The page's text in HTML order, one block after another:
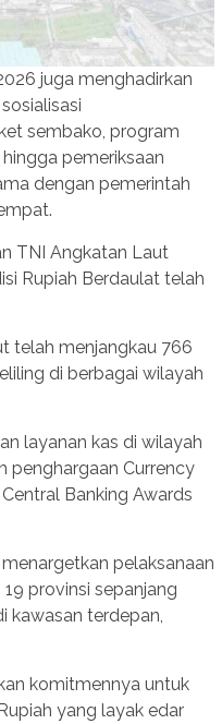
juga menghadirkan
sembako, program
pemeriksaan
dengan pemerintah
TNI Angkatan Laut
Rupiah Berdaulat telah
telah menjangkau 766
di berbagai wilayah
layanan kas di wilayah
penghargaan Currency
Banking Awards
pelaksanaan
provinsi sepanjang
kawasan terdepan,
komitmennya untuk
yang layak edar